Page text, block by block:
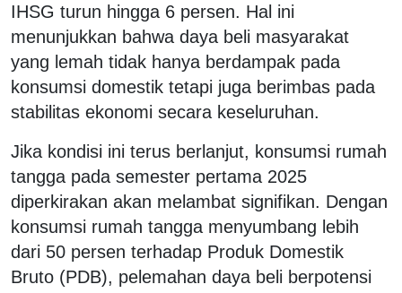
IHSG turun hingga 6 persen. Hal ini
menunjukkan bahwa daya beli masyarakat
yang lemah tidak hanya berdampak pada
konsumsi domestik tetapi juga berimbas pada
stabilitas ekonomi secara keseluruhan.
Jika kondisi ini terus berlanjut, konsumsi rumah
tangga pada semester pertama 2025
diperkirakan akan melambat signifikan. Dengan
konsumsi rumah tangga menyumbang lebih
dari 50 persen terhadap Produk Domestik
Bruto (PDB), pelemahan daya beli berpotensi